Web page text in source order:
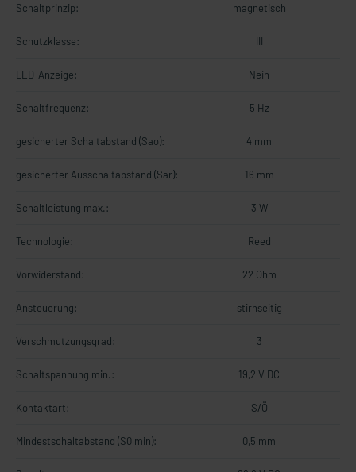
Schaltprinzip: magnetisch
Schutzklasse: III
LED-Anzeige: Nein
Schaltfrequenz: 5 Hz
gesicherter Schaltabstand (Sao): 4 mm
gesicherter Ausschaltabstand (Sar): 16 mm
Schaltleistung max.: 3 W
Technologie: Reed
Vorwiderstand: 22 Ohm
Ansteuerung: stirnseitig
Verschmutzungsgrad: 3
Schaltspannung min.: 19,2 V DC
Kontaktart: S/Ö
Mindestschaltabstand (S0 min): 0,5 mm